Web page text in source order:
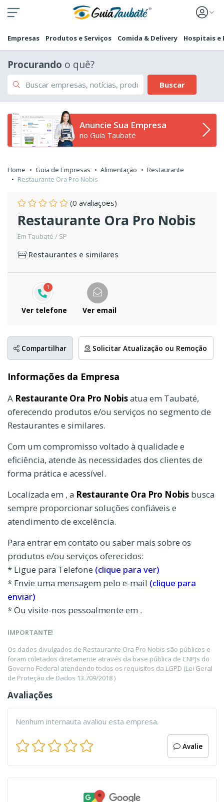
Empresas Produtos e Serviços Comida & Delivery Hospitais e
Procurando o quê?
Buscar
Anuncie Sua Empresa
no Guia Taubaté
Home Guia de Empresas Alimentação
Restaurante
Restaurante Ora Pro Nobis
(0 avaliações)
Restaurante Ora Pro Nobis
Em Taubaté / SP
Restaurantes e similares
1
Ver telefone Ver email
Compartilhar Solicitar Atualização ou Remoção
Informações da Empresa
A Restaurante Ora Pro Nobisatua em Taubaté,
oferecendo produtos e/ou serviços no segmento de
Restaurantes e similares.
Com um compromisso voltado à qualidade e
eficiência, atende às necessidades dos clientes de
forma prática e acessível.
Localizada em , a Restaurante Ora Pro Nobis busca
sempre proporcionar soluções confiáveis e
atendimento de excelência.
Para entrar em contato ou saber mais sobre os
produtos e/ou serviços oferecidos:
* Ligue para Telefone (clique para ver)
* Envie uma mensagem pelo e-mail (clique para
enviar)
* Ou visite-nos pessoalmente em .
IMPORTANTE!
Os dados divulgados de Restaurante Ora Pro Nobis são públicos e
foram coletados diretamente através da base pública de CNPJs do
Governo Federal atendendo todos os requisitos da LGPD (Lei Geral
de Proteção de Dados 13.709/2018 )
Avaliações
Nenhum internauta avaliou esta empresa.
Avalie